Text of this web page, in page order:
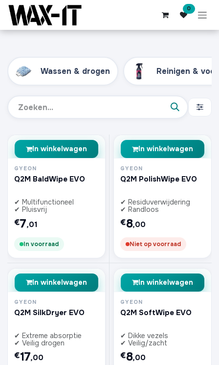
Overslaan naar inhoud 0
Wassen & drogen Reinigen &
In winkelwagen
GYEON
Q2M BaldWipe EVO
✔ Multifunctioneel
✔ Pluisvrij
€7,01
In voorraad
In winkelwagen
GYEON
Q2M PolishWipe EVO
✔ Residuverwijdering
✔ Randloos
€8,00
Niet op voorraad
In winkelwagen
GYEON
Q2M SilkDryer EVO
✔ Extreme absorptie
✔ Veilig drogen
€17,00
In winkelwagen
GYEON
Q2M SoftWipe EVO
✔ Dikke vezels
✔ Veilig/zacht
€8,00